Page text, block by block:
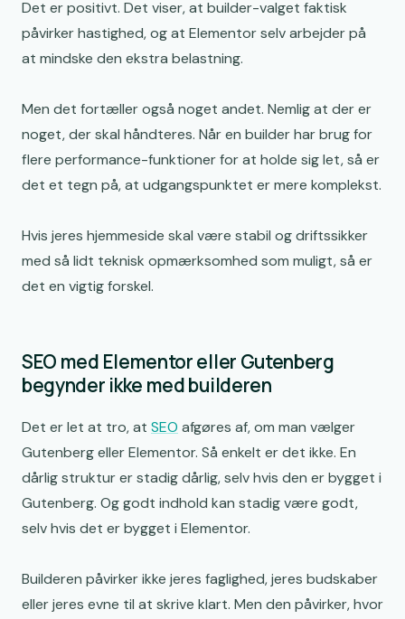
Det er positivt. Det viser, at builder-valget faktisk
påvirker hastighed, og at Elementor selv arbejder på
at mindske den ekstra belastning.
Men det fortæller også noget andet. Nemlig at der er
noget, der skal håndteres. Når en builder har brug for
flere performance-funktioner for at holde sig let, så er
det et tegn på, at udgangspunktet er mere komplekst.
Hvis jeres hjemmeside skal være stabil og driftssikker
med så lidt teknisk opmærksomhed som muligt, så er
det en vigtig forskel.
SEO med Elementor eller Gutenberg
begynder ikke med builderen
Det er let at tro, at SEO afgøres af, om man vælger
Gutenberg eller Elementor. Så enkelt er det ikke. En
dårlig struktur er stadig dårlig, selv hvis den er bygget i
Gutenberg. Og godt indhold kan stadig være godt,
selv hvis det er bygget i Elementor.
Builderen påvirker ikke jeres faglighed, jeres budskaber
eller jeres evne til at skrive klart. Men den påvirker, hvor